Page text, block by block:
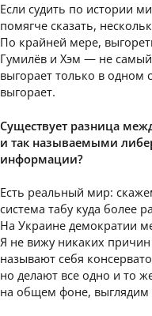
Если судить по истории
помягче сказать,
По крайней мере,
Гумилёв и Хэм — не
выгорает только в одном
выгорает.
Существует разница
и так называемыми
информации?
Есть реальный мир:
система табу куда более
На Украине демократии
Я не вижу никаких
называют себя
но делают все одно и то
на общем фоне,